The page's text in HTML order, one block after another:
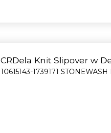
CRDela Knit Slipover w
10615143-1739171 STONEWASH